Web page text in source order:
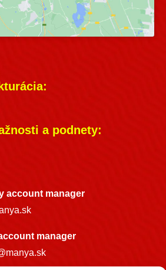
a podnety:
account manager
manager